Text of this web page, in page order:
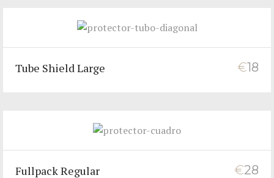
Tube Shield Large €18
Fullpack Regular €28